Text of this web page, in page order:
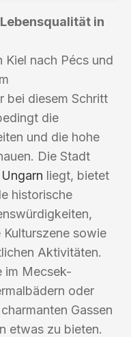
in
Kiel nach Pécs und
bei diesem Schritt
die
und die hohe
Die Stadt
Ungarn liegt, bietet
historische
sowie
Aktivitäten.
im Mecsek-
oder
Gassen
etwas zu bieten.